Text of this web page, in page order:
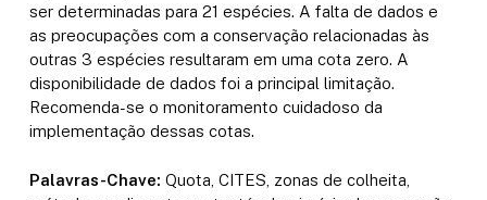
ser determinadas para 21 espécies. A falta de dados e
as preocupações com a conservação relacionadas às
outras 3 espécies resultaram em uma cota zero. A
disponibilidade de dados foi a principal limitação.
Recomenda-se o monitoramento cuidadoso da
implementação dessas cotas.
Palavras-Chave: Quota, CITES, zonas de colheita,